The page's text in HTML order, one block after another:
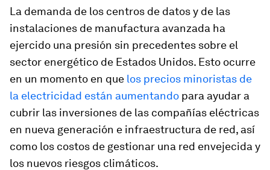
La demanda de los centros de datos y de las
instalaciones de manufactura avanzada ha
ejercido una presión sin precedentes sobre el
sector energético de Estados Unidos. Esto ocurre
en un momento en que los precios minoristas de
la electricidad están aumentando para ayudar a
cubrir las inversiones de las compañías eléctricas
en nueva generación e infraestructura de red, así
como los costos de gestionar una red envejecida y
los nuevos riesgos climáticos.